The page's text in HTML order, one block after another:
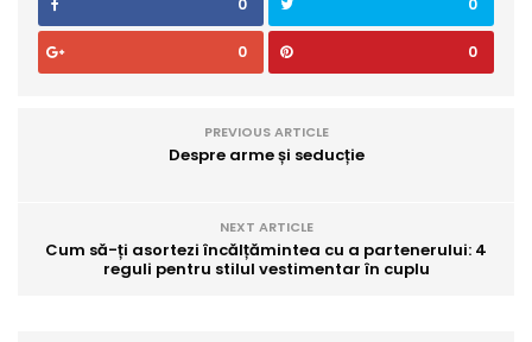
0 0
0 0
PREVIOUS ARTICLE
Despre arme și seducție
NEXT ARTICLE
Cum să-ți asortezi încălțămintea cu a partenerului: 4
reguli pentru stilul vestimentar în cuplu